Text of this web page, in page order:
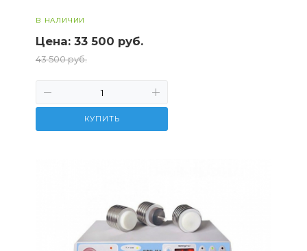
В НАЛИЧИИ
Цена: 33 500 руб.
43 500 руб.
КУПИТЬ